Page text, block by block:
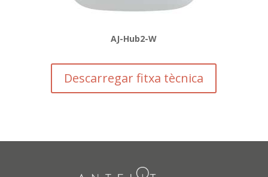
AJ-Hub2-W
Descarregar fitxa tècnica